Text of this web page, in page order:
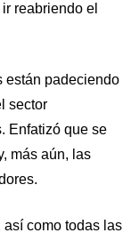
reabriendo el
están padeciendo
sector
Enfatizó que se
más aún, las
como todas las